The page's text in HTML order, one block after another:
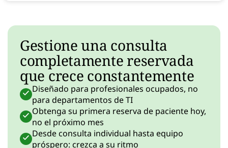
Gestione una consulta
completamente reservada
que crece constantemente
Diseñado para profesionales ocupados, no
para departamentos de TI
Obtenga su primera reserva de paciente hoy,
no el próximo mes
Desde consulta individual hasta equipo
próspero: crezca a su ritmo